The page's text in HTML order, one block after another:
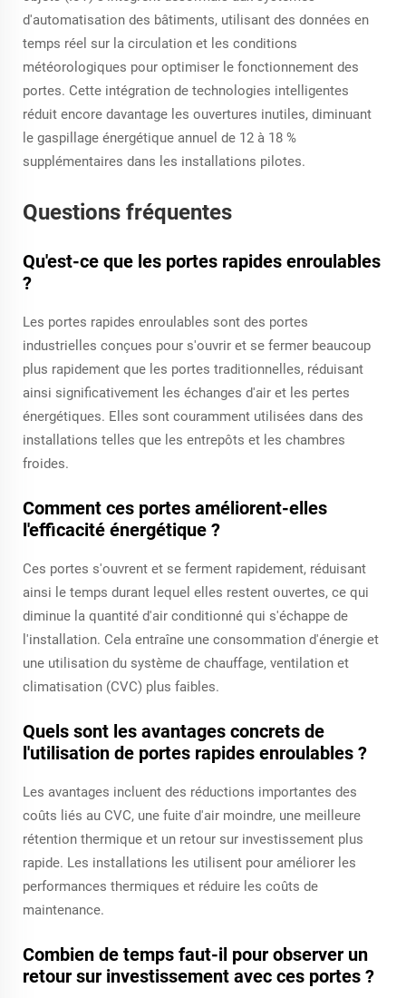
d'automatisation des bâtiments, utilisant des données en
temps réel sur la circulation et les conditions
météorologiques pour optimiser le fonctionnement des
portes. Cette intégration de technologies intelligentes
réduit encore davantage les ouvertures inutiles, diminuant
le gaspillage énergétique annuel de 12 à 18 %
supplémentaires dans les installations pilotes.
Questions fréquentes
Qu'est-ce que les portes rapides enroulables
?
Les portes rapides enroulables sont des portes
industrielles conçues pour s'ouvrir et se fermer beaucoup
plus rapidement que les portes traditionnelles, réduisant
ainsi significativement les échanges d'air et les pertes
énergétiques. Elles sont couramment utilisées dans des
installations telles que les entrepôts et les chambres
froides.
Comment ces portes améliorent-elles
l'efficacité énergétique ?
Ces portes s'ouvrent et se ferment rapidement, réduisant
ainsi le temps durant lequel elles restent ouvertes, ce qui
diminue la quantité d'air conditionné qui s'échappe de
l'installation. Cela entraîne une consommation d'énergie et
une utilisation du système de chauffage, ventilation et
climatisation (CVC) plus faibles.
Quels sont les avantages concrets de
l'utilisation de portes rapides enroulables ?
Les avantages incluent des réductions importantes des
coûts liés au CVC, une fuite d'air moindre, une meilleure
rétention thermique et un retour sur investissement plus
rapide. Les installations les utilisent pour améliorer les
performances thermiques et réduire les coûts de
maintenance.
Combien de temps faut-il pour observer un
retour sur investissement avec ces portes ?